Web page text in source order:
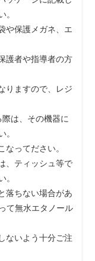
。
や保護メガネ、エ
護者や指導者の方
りますので、レジ
は、その機器に
。
ってださい。
、ティッシュ等で
。
落ちない場合があ
て無水エタノール
ないよう十分ご注